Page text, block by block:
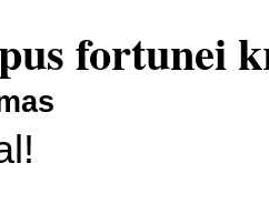
fortunei